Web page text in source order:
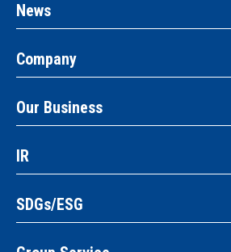
News
Company
Our Business
IR
SDGs/ESG